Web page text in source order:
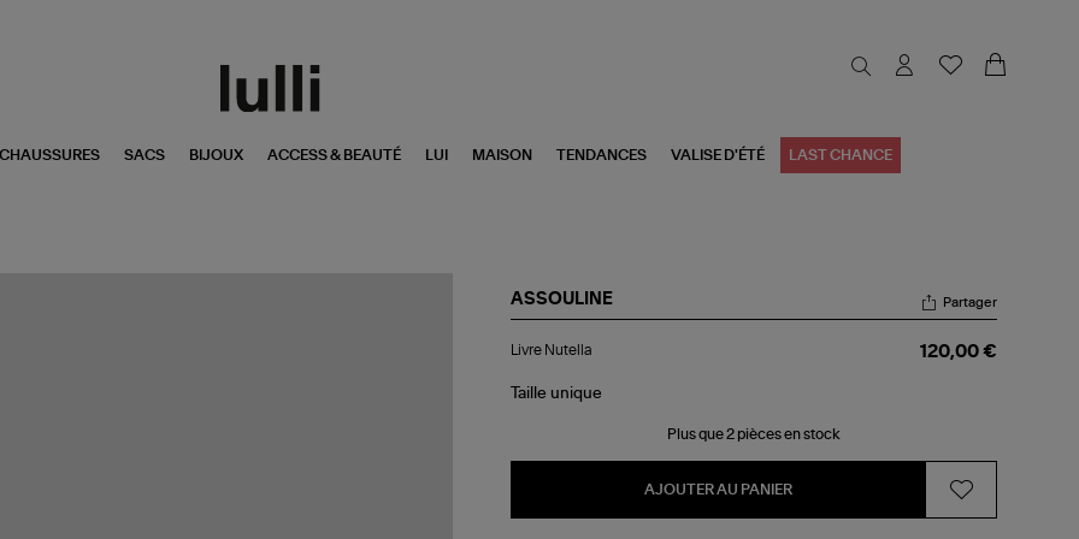
CHAUSSURES SACS BIJOUX ACCESS & BEAUTÉ LUI MAISON TENDANCES VALISE D'ÉTÉ LAST CHANCE
ASSOULINE
Nutella
Partager
Livre Nutella 120,00 €
Taille unique
Plus que 2 pièces en stock
AJOUTER AU PANIER